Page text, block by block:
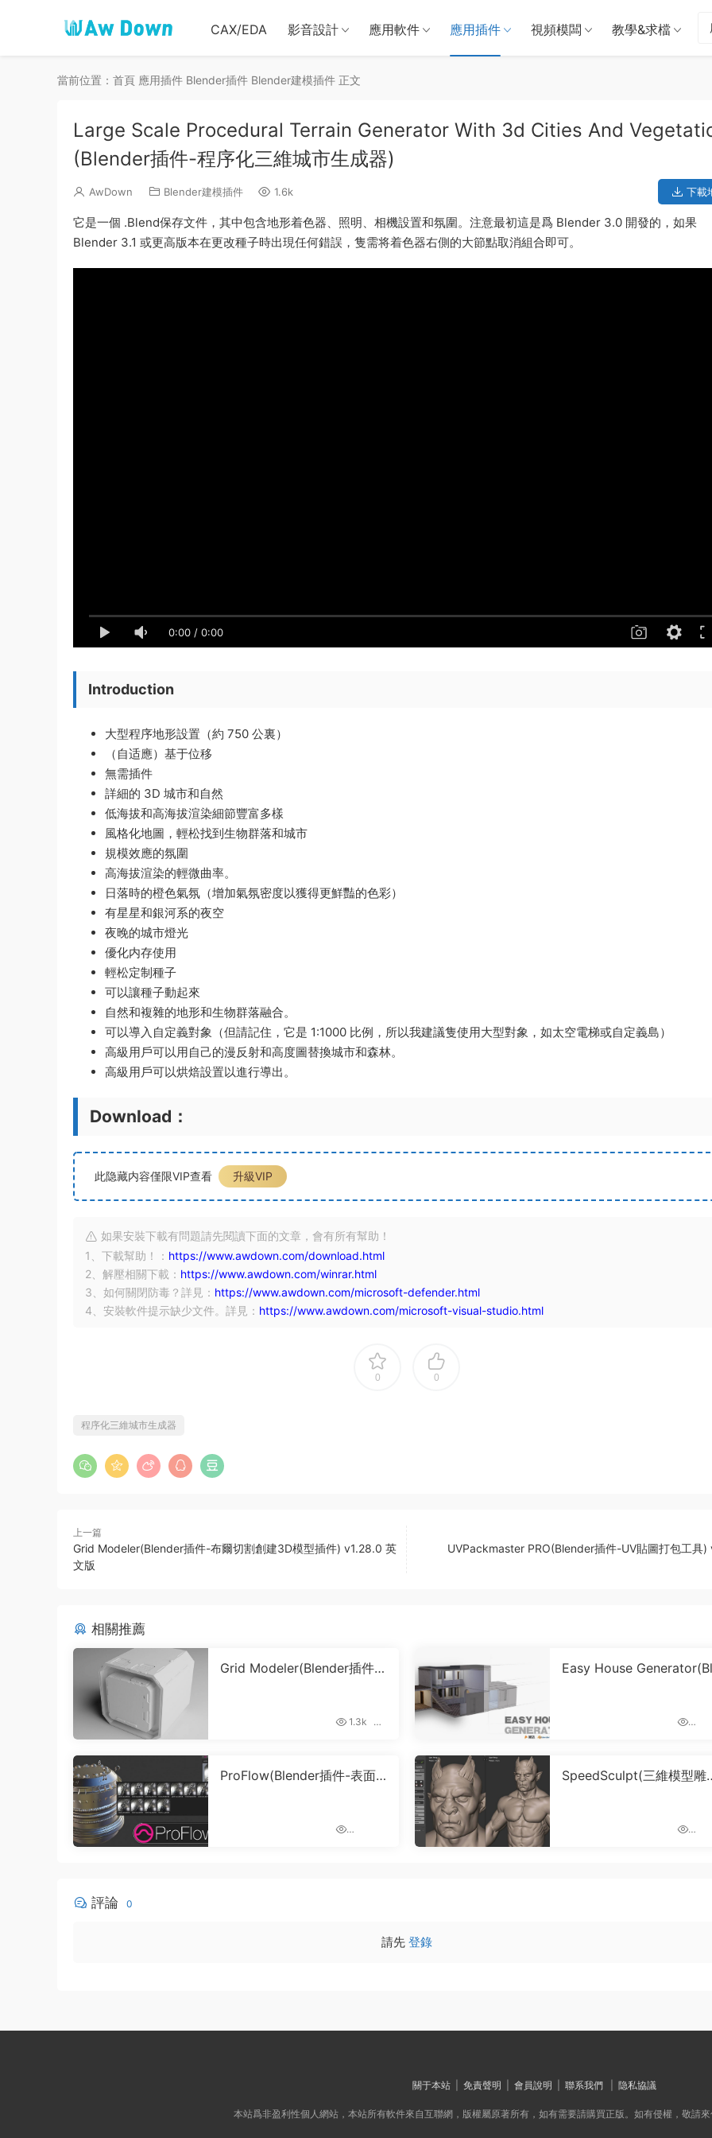
CAX/EDA 影音設計 應用軟件 應用插件 視頻模闆 教學&求檔
當前位置： 首頁 應用插件 Blender插件 Blender建模插件 正文
Large Scale Procedural Terrain Generator With 3d Cities And
(Blender插件-程序化三維城市生成器)
AwDown Blender建模插件 1.6k 下載
它是一個 .Blend保存文件，其中包含地形着色器、照明、相機設置和氛圍。注意最初這是爲 Blender 3.0 開發的，如果
Blender 3.1 或更高版本在更改種子時出現任何錯誤，隻需将着色器右側的大節點取消組合即可。
0:00 / 0:00
Introduction
大型程序地形設置（約 750 公裏）
（自适應）基于位移
無需插件
詳細的 3D 城市和自然
低海拔和高海拔渲染細節豐富多樣
風格化地圖，輕松找到生物群落和城市
規模效應的氛圍
高海拔渲染的輕微曲率。
日落時的橙色氣氛（增加氣氛密度以獲得更鮮豔的色彩）
有星星和銀河系的夜空
夜晚的城市燈光
優化内存使用
輕松定制種子
可以讓種子動起來
自然和複雜的地形和生物群落融合。
可以導入自定義對象（但請記住，它是 1:1000 比例，所以我建議隻使用大型對象，如太空電梯或自定義島）
高級用戶可以用自己的漫反射和高度圖替換城市和森林。
高級用戶可以烘焙設置以進行導出。
Download：
此隐藏内容僅限VIP查看 升級VIP
如果安裝下載有問題請先閱讀下面的文章，會有所有幫助！
1、下載幫助！： https://www.awdown.com/download.html
2、解壓相關下載： https://www.awdown.com/winrar.html
3、如何關閉防毒？詳見： https://www.awdown.com/microsoft-defender.html
4、安裝軟件提示缺少文件。詳見： https://www.awdown.com/microsoft-visual-studio.html
0 0
程序化三維城市生成器
上一篇
Grid Modeler(Blender插件-布爾切割創建3D模型插件) v1.28.0 英
文版
UVPackmaster PRO(Blender插件-UV貼圖打包工具)
相關推薦
Grid Modeler(Blender插件-
1.3k
Easy House
ProFlow(Blender插件-表面
SpeedSculpt(三維模型雕
評論 0
請先 登錄
關于本站| 免責聲明 會員說明 聯系我們| 隐私協議
本站爲非盈利性個人網站，本站所有軟件來自互聯網，版權屬原著所有，如有需要請購買正版。如有侵權，敬請